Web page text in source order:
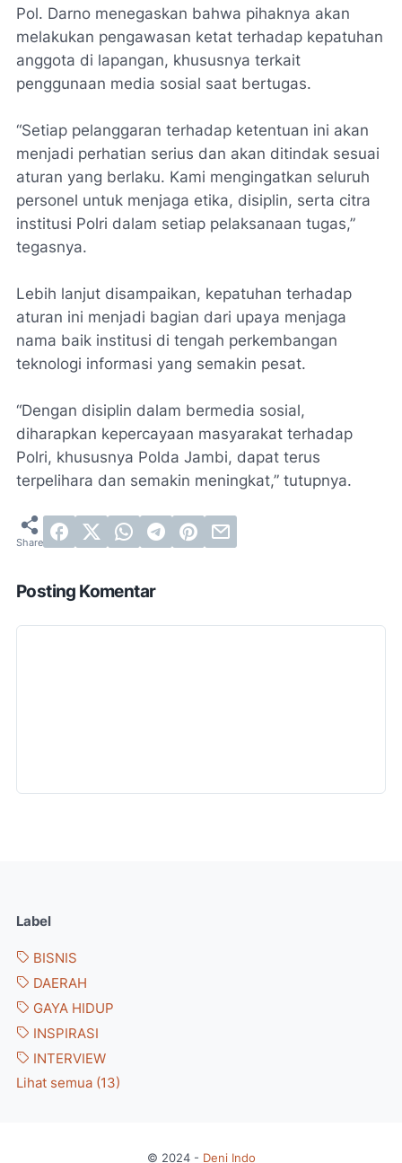
Pol. Darno menegaskan bahwa pihaknya akan
melakukan pengawasan ketat terhadap kepatuhan
anggota di lapangan, khususnya terkait
penggunaan media sosial saat bertugas.
“Setiap pelanggaran terhadap ketentuan ini akan
menjadi perhatian serius dan akan ditindak sesuai
aturan yang berlaku. Kami mengingatkan seluruh
personel untuk menjaga etika, disiplin, serta citra
institusi Polri dalam setiap pelaksanaan tugas,”
tegasnya.
Lebih lanjut disampaikan, kepatuhan terhadap
aturan ini menjadi bagian dari upaya menjaga
nama baik institusi di tengah perkembangan
teknologi informasi yang semakin pesat.
“Dengan disiplin dalam bermedia sosial,
diharapkan kepercayaan masyarakat terhadap
Polri, khususnya Polda Jambi, dapat terus
terpelihara dan semakin meningkat,” tutupnya.
Posting Komentar
Label
BISNIS
DAERAH
GAYA HIDUP
INSPIRASI
INTERVIEW
Lihat semua (13)
© 2024 - Deni Indo